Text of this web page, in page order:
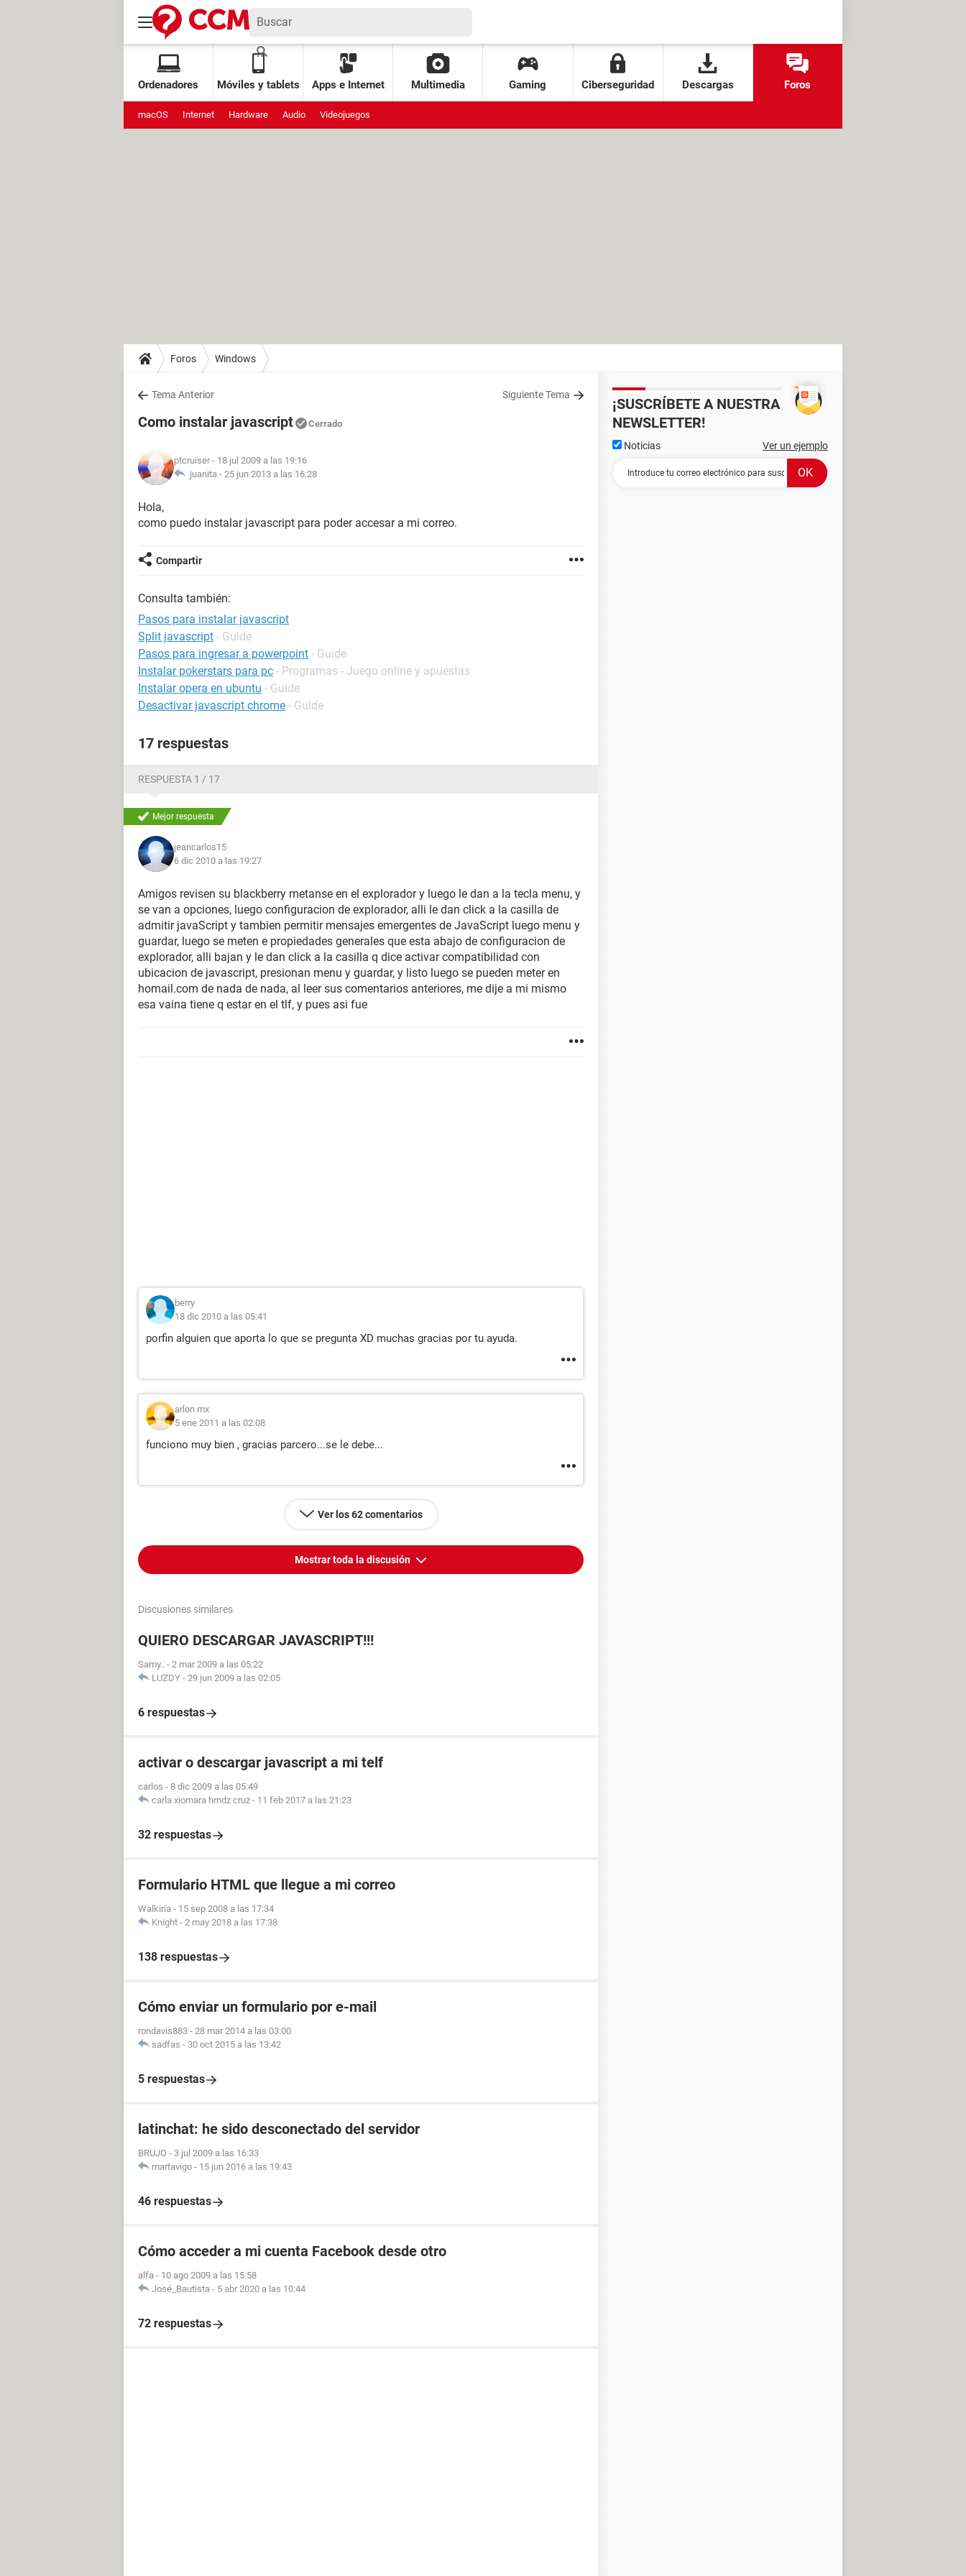
Ordenadores Móviles y tablets Apps e Internet Multimedia Gaming Ciberseguridad Descargas Foros
macOS Internet Hardware Audio Videojuegos
Foros Windows
Tema Anterior Siguiente Tema
Como instalar javascript Cerrado
ptcruiser - 18 jul 2009 a las 19:16
juanita - 25 jun 2013 a las 16:28
Hola,
como puedo instalar javascript para poder accesar a mi correo.
Compartir
Consulta también:
Pasos para instalar javascript
Split javascript - Guide
Pasos para ingresar a powerpoint - Guide
Instalar pokerstars para pc - Programas - Juego online y apuestas
Instalar opera en ubuntu - Guide
Desactivar javascript chrome - Guide
17 respuestas
RESPUESTA 1 / 17
Mejor respuesta
jeancarlos15
6 dic 2010 a las 19:27
Amigos revisen su blackberry metanse en el explorador y luego le dan a la tecla menu, y
se van a opciones, luego configuracion de explorador, alli le dan click a la casilla de
admitir javaScript y tambien permitir mensajes emergentes de JavaScript luego menu y
guardar, luego se meten e propiedades generales que esta abajo de configuracion de
explorador, alli bajan y le dan click a la casilla q dice activar compatibilidad con
ubicacion de javascript, presionan menu y guardar, y listo luego se pueden meter en
homail.com de nada de nada, al leer sus comentarios anteriores, me dije a mi mismo
esa vaina tiene q estar en el tlf, y pues asi fue
berry
18 dic 2010 a las 05:41
porfin alguien que aporta lo que se pregunta XD muchas gracias por tu ayuda.
arlon mx
5 ene 2011 a las 02:08
funciono muy bien , gracias parcero...se le debe...
Ver los 62 comentarios
Mostrar toda la discusión
Discusiones similares
QUIERO DESCARGAR JAVASCRIPT!!!
Samy.. - 2 mar 2009 a las 05:22
LUZDY - 29 jun 2009 a las 02:05
6 respuestas
activar o descargar javascript a mi telf
carlos - 8 dic 2009 a las 05:49
carla xiomara hrndz cruz - 11 feb 2017 a las 21:23
32 respuestas
Formulario HTML que llegue a mi correo
Walkiria - 15 sep 2008 a las 17:34
Knight - 2 may 2018 a las 17:38
138 respuestas
Cómo enviar un formulario por e-mail
rondavis883 - 28 mar 2014 a las 03:00
sadfas - 30 oct 2015 a las 13:42
5 respuestas
latinchat: he sido desconectado del servidor
BRUJO - 3 jul 2009 a las 16:33
martavigo - 15 jun 2016 a las 19:43
46 respuestas
Cómo acceder a mi cuenta Facebook desde otro
alfa - 10 ago 2009 a las 15:58
José_Bautista - 5 abr 2020 a las 10:44
72 respuestas
¡SUSCRÍBETE A NUESTRA
NEWSLETTER!
Noticias Ver un ejemplo